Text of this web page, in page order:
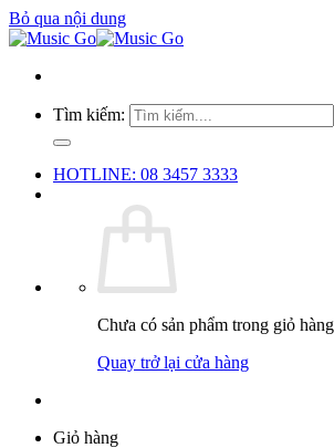
Bỏ qua nội dung
Tìm kiếm:
HOTLINE: 08 3457 3333
Chưa có sản phẩm trong giỏ
Quay trở lại cửa hàng
Giỏ hàng